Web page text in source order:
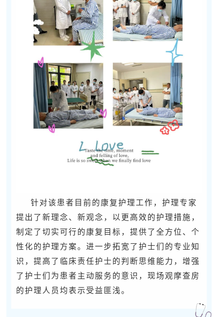
针对该患者目前的康复护理工作，护理专家
提出了新理念、新观念，以更高效的护理措施，
制定了切实可行的康复目标，提供了全方位、个
性化的护理方案。进一步拓宽了护士们的专业知
识，提高了临床责任护士的判断思维能力，增强
了护士们为患者主动服务的意识，现场观摩查房
的护理人员均表示受益匪浅。